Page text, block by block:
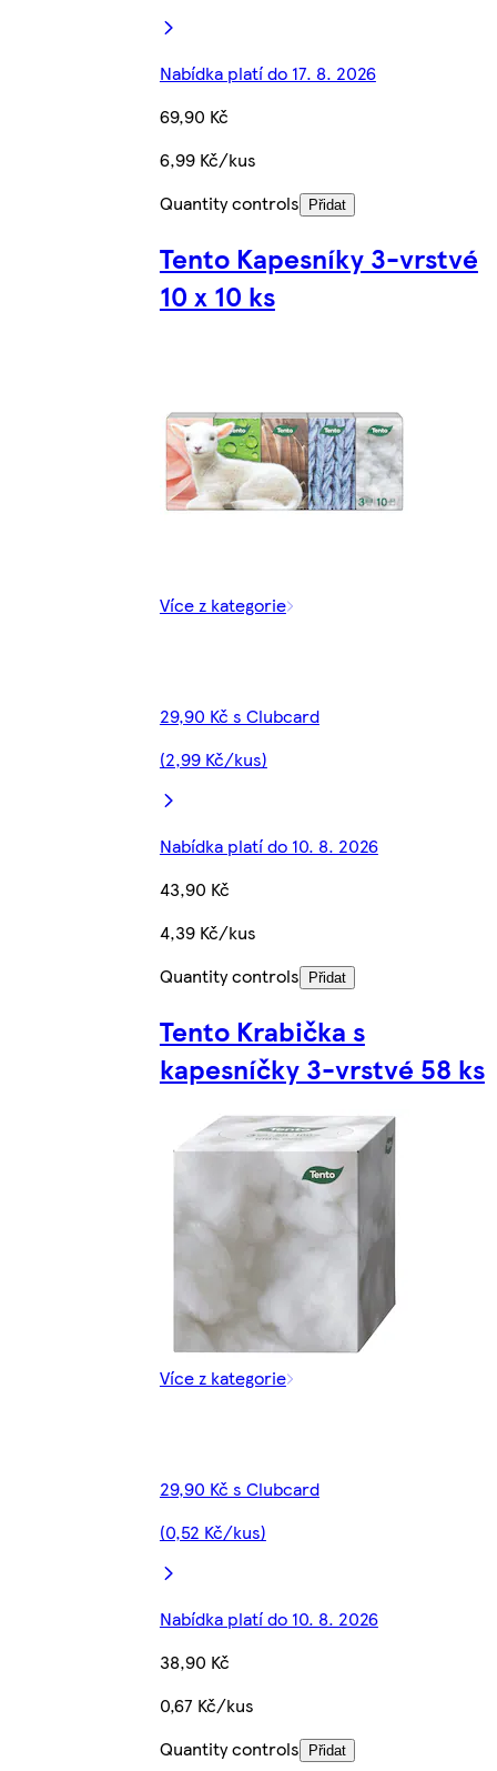
Nabídka platí do 17. 8. 2026
69,90 Kč
6,99 Kč/kus
Quantity controls
Přidat
Tento Kapesníky 3-vrstvé
10 x 10 ks
Více z kategorie
29,90 Kč s Clubcard
(2,99 Kč/kus)
Nabídka platí do 10. 8. 2026
43,90 Kč
4,39 Kč/kus
Quantity controls
Přidat
Tento Krabička s
kapesníčky 3-vrstvé 58 ks
Více z kategorie
29,90 Kč s Clubcard
(0,52 Kč/kus)
Nabídka platí do 10. 8. 2026
38,90 Kč
0,67 Kč/kus
Quantity controls
Přidat